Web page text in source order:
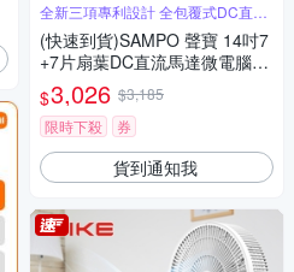
全新三項專利設計 全包覆式DC直流
馬達
(快速到貨)SAMPO 聲寶 14吋7
+7片扇葉DC直流馬達微電腦遙
控立扇 SK-FN14UD -
$3,026 $3,185
限時下殺
券
貨到通知我